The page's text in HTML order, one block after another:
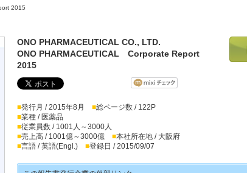
2015
ONO PHARMACEUTICAL CO., LTD.
ONO PHARMACEUTICAL Corporate Report
2015
■発行月 / 2015年8月 ■総ページ数 / 122P
■業種 / 医薬品
■従業員数 / 1001人～3000人
■売上高 / 1001億～3000億 ■本社所在地 / 大阪府
■言語 / 英語(Engl.) ■登録日 / 2015/09/07